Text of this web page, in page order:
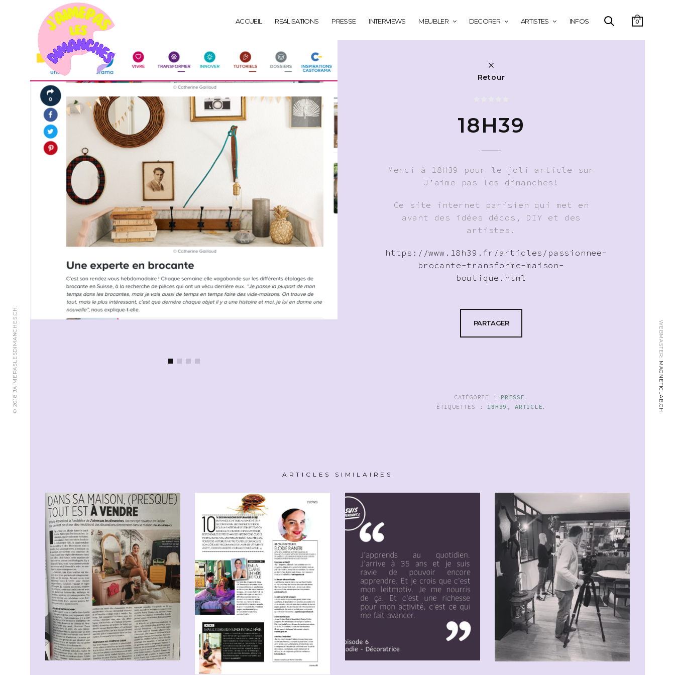
ACCUEIL REALISATIONS PRESSE INTERVIEWS MEUBLER DECORER ARTISTES INFOS 0
© 2018 JAIMEPASLESDIMANCHES.CH WEBMASTER:
MAGNETICLAB.CH
Retour
18H39
Merci à 18H39 pour le joli article sur
J’aime pas les dimanches!
Ce site internet parisien qui met en
avant des idées décos, DIY et des
artistes.
https://www.18h39.fr/articles/passionnee-
brocante-transforme-maison-
boutique.html
PARTAGER
CATÉGORIE :PRESSE .
ÉTIQUETTES :18H39 , ARTICLE.
ARTICLES SIMILAIRES